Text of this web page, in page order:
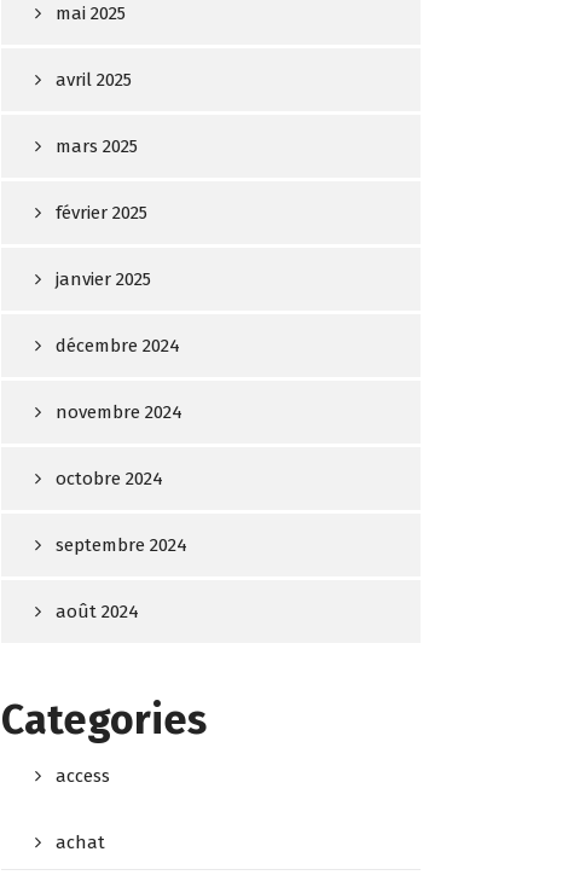
mai 2025
avril 2025
mars 2025
février 2025
janvier 2025
décembre 2024
novembre 2024
octobre 2024
septembre 2024
août 2024
Categories
access
achat